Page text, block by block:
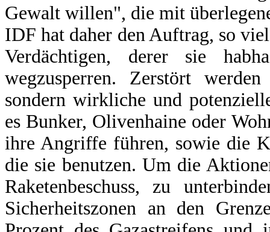
Gewalt willen", die mit
IDF hat daher den Auftrag, so
Verdächtigen, derer sie
wegzusperren. Zerstört
sondern wirkliche und
es Bunker, Olivenhaine oder
ihre Angriffe führen, sowie die
die sie benutzen. Um die
Raketenbeschuss, zu
Sicherheitszonen an den